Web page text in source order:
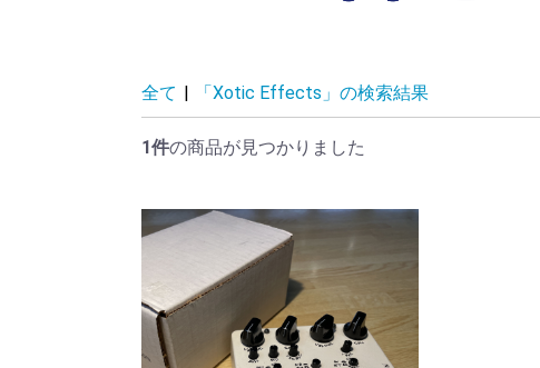
全て | 「Xotic Effects」の検索結果
1件の商品が見つかりました